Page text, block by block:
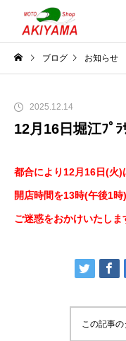
ブログ お知らせ
2025.12.14
12月16日堀江ﾌﾟ
都合により12月16日(火
開店時間を13時(午後1
ご迷惑をおかけいたし
この記事